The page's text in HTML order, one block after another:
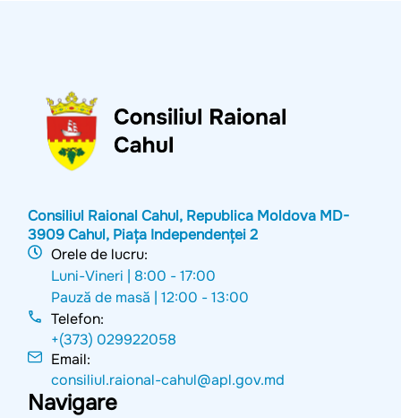
Consiliul Raional Cahul, Republica Moldova MD-
3909 Cahul, Piața Independenței 2
Orele de lucru:
Luni-Vineri | 8:00 - 17:00
Pauză de masă |12:00 - 13:00
Telefon:
+(373) 029922058
Email:
consiliul.raional-cahul@apl.gov.md
Navigare